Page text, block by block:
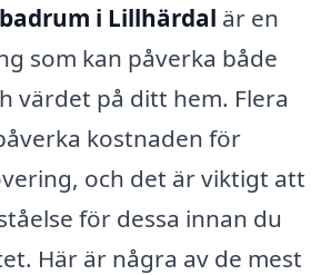
i Lillhärdal är en
som kan påverka både
värdet på ditt hem. Flera
kostnaden för
och det är viktigt att
för dessa innan du
Här är några av de mest